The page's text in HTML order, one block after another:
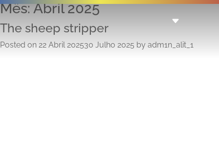
Mês:Abril 2025
The sheep stripper
Posted on 22 Abril 202530 Julho 2025 by adm1n_alit_1